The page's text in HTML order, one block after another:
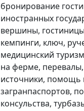
бронирование
иностранных
вершины, гостиницы
кемпинги, ключ,
медицинский туризм
на ферме, перевалы,
источники, помощь
загранпаспортов,
консульства,